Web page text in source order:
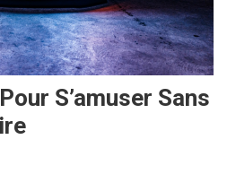
S’amuser Sans